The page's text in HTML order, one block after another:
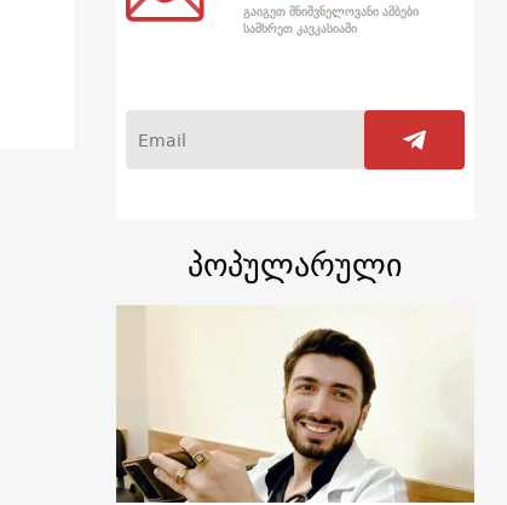
გაიგეთ მნიშვნელოვანი ამბები
სამხრეთ კავკასიაში
პოპულარული